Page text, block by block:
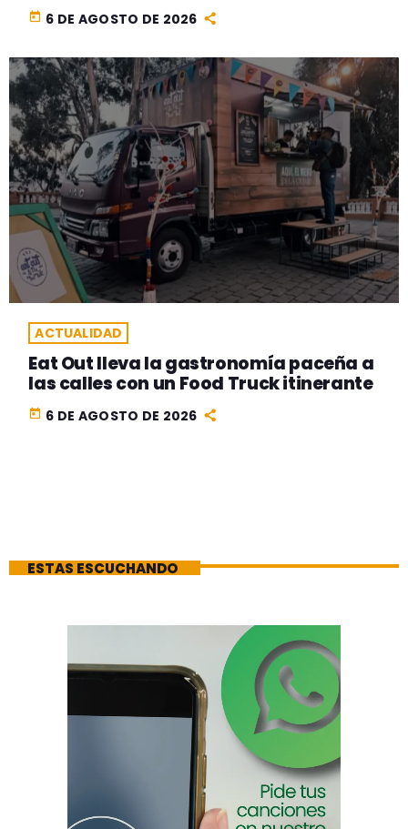
today 6 DE AGOSTO DE 2026
ACTUALIDAD
Eat Out lleva la gastronomía paceña a
las calles con un Food Truck itinerante
today 6 DE AGOSTO DE 2026
ESTAS ESCUCHANDO